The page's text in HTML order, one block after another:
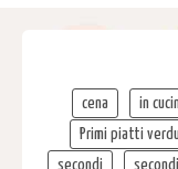
cena in
Primi piatti
secondi